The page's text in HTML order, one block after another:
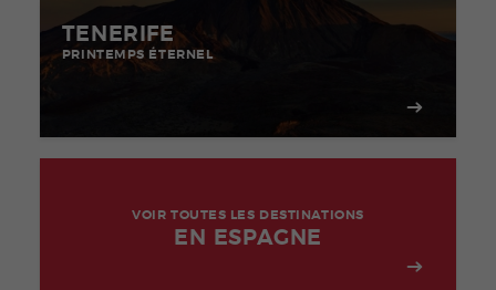
TENERIFE
PRINTEMPS ÉTERNEL
VOIR TOUTES LES DESTINATIONS
EN ESPAGNE